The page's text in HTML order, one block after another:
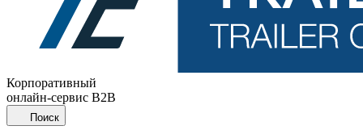
Корпоративный
онлайн-сервис B2B
Поиск